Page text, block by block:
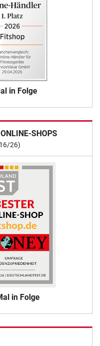
in Folge
SHOPS
26)
in Folge